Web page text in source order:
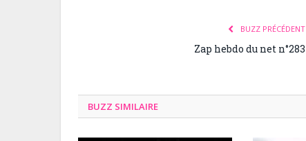
BUZZ PRÉCÉDENT
Zap hebdo du net n°283
BUZZ SIMILAIRE